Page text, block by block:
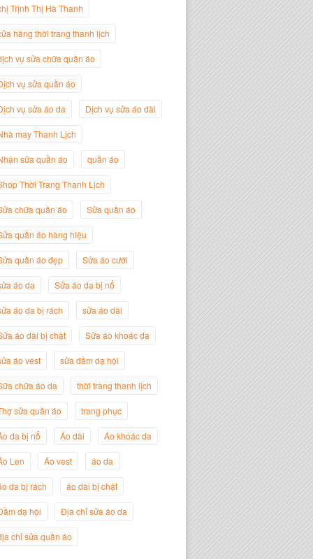
Nguyễn Minh Đức
Nguyễn
Giám Đốc Công ty Twist Potato
Trịnh Thị Hà Thanh
hàng thời trang thanh lịch
vụ sửa chữa quần áo
vụ sửa quần áo
vụ sửa áo da Dịch vụ sửa áo dài
may Thanh Lịch
sửa quần áo quần áo
Thời Trang Thanh Lịch
chữa quần áo Sửa quần áo
quần áo hàng hiệu
quần áo đẹp Sửa áo cưới
áo da Sửa áo da bị nổ
áo da bị rách sửa áo dài
áo dài bị chật Sửa áo khoác da
áo vest sửa đầm dạ hội
chữa áo da thời trang thanh lịch
sửa quần áo trang phục
da bị nổ Áo dài Áo khoác da
Len Áo vest áo da
da bị rách áo dài bị chật
dạ hội Địa chỉ sửa áo da
chỉ sửa quần áo